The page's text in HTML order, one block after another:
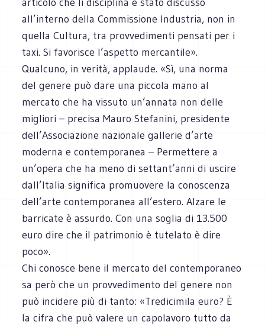
all’interno della Commissione Industria, non in
quella Cultura, tra provvedimenti pensati per i
taxi. Si favorisce l’aspetto mercantile».
Qualcuno, in verità, applaude. «Sì, una norma
del genere può dare una piccola mano al
mercato che ha vissuto un’annata non delle
migliori – precisa Mauro Stefanini, presidente
dell’Associazione nazionale gallerie d’arte
moderna e contemporanea – Permettere a
un’opera che ha meno di settant’anni di uscire
dall’Italia significa promuovere la conoscenza
dell’arte contemporanea all’estero. Alzare le
barricate è assurdo. Con una soglia di 13.500
euro dire che il patrimonio è tutelato è dire
poco».
Chi conosce bene il mercato del contemporaneo
sa però che un provvedimento del genere non
può incidere più di tanto: «Tredicimila euro? È
la cifra che può valere un capolavoro tutto da